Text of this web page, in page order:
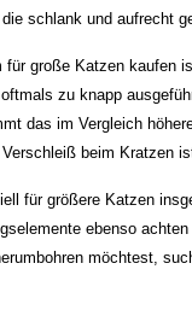
schlank und aufrecht
für große Katzen kaufen
zu knapp
das im Vergleich
beim Kratzen
für größere Katzen
ebenso
möchtest,